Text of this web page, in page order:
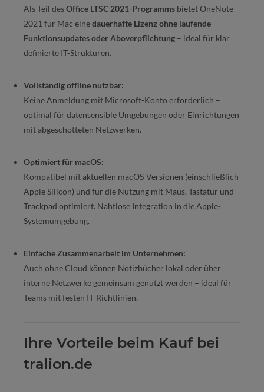
Als Teil desOffice LTSC 2021-Programms bietet OneNote
2021 für Mac einedauerhafte Lizenz ohne laufende
Funktionsupdates oder Aboverpflichtung – ideal für klar
definierte IT-Strukturen.
Vollständig offline nutzbar:
Keine Anmeldung mit Microsoft-Konto erforderlich –
optimal für datensensible Umgebungen oder Einrichtungen
mit abgeschotteten Netzwerken.
Optimiert für macOS:
Kompatibel mit aktuellen macOS-Versionen (einschließlich
Apple Silicon) und für die Nutzung mit Maus, Tastatur und
Trackpad optimiert. Nahtlose Integration in die Apple-
Systemumgebung.
Einfache Zusammenarbeit im Unternehmen:
Auch ohne Cloud können Notizbücher lokal oder über
interne Netzwerke gemeinsam genutzt werden – ideal für
Teams mit festen IT-Richtlinien.
Ihre Vorteile beim Kauf bei
tralion.de